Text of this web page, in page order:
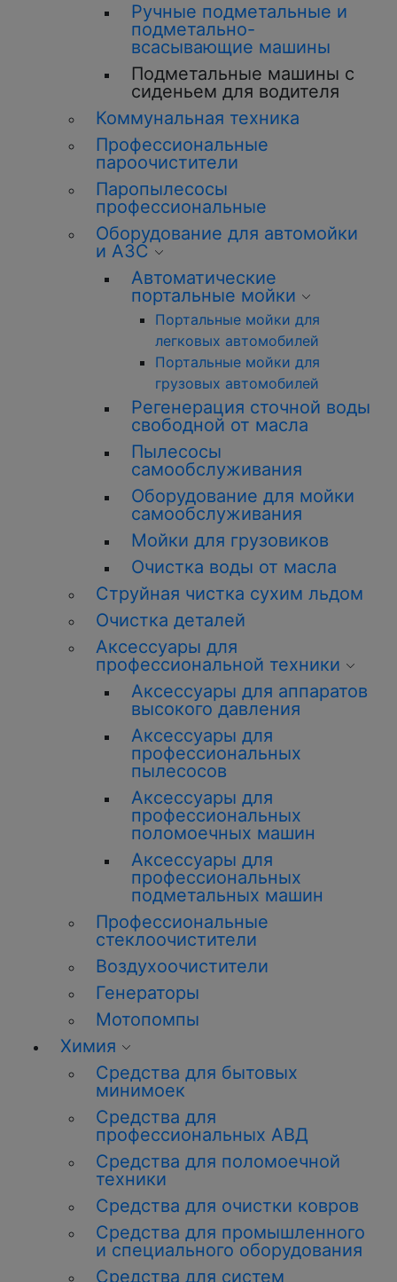
Ручные подметальные и
подметально-
всасывающие машины
Подметальные машины с
сиденьем для водителя
Коммунальная техника
Профессиональные
пароочистители
Паропылесосы
профессиональные
Оборудование для автомойки
и АЗС
Автоматические
портальные мойки
Портальные мойки для
легковых автомобилей
Портальные мойки для
грузовых автомобилей
Регенерация сточной воды
свободной от масла
Пылесосы
самообслуживания
Оборудование для мойки
самообслуживания
Мойки для грузовиков
Очистка воды от масла
Струйная чистка сухим льдом
Очистка деталей
Аксессуары для
профессиональной техники
Аксессуары для аппаратов
высокого давления
Аксессуары для
профессиональных
пылесосов
Аксессуары для
профессиональных
поломоечных машин
Аксессуары для
профессиональных
подметальных машин
Профессиональные
стеклоочистители
Воздухоочистители
Генераторы
Мотопомпы
Химия
Средства для бытовых
минимоек
Средства для
профессиональных АВД
Средства для поломоечной
техники
Средства для очистки ковров
Средства для промышленного
и специального оборудования
Средства для систем